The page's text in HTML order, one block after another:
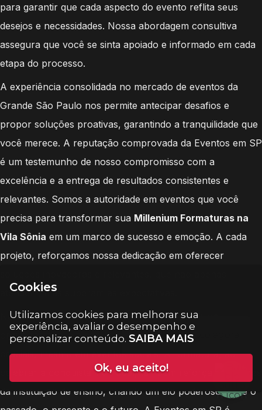
para garantir que cada aspecto do evento reflita seus
desejos e necessidades. Nossa abordagem consultiva
assegura que você se sinta apoiado e informado em cada
etapa do processo.
A experiência consolidada no mercado de eventos da
Grande São Paulo nos permite antecipar desafios e
propor soluções proativas, garantindo a tranquilidade que
você merece. A reputação comprovada da Eventos em SP
é um testemunho de nosso compromisso com a
excelência e a entrega de resultados consistentes e
relevantes. Somos a autoridade em eventos que você
precisa para transformar sua Millenium Formaturas na
Vila Sônia em um marco de sucesso e emoção. A cada
projeto, reforçamos nossa dedicação em oferecer
atendem, mas superam as expectativas.
Nós entendemos que o fortalecimento da cultura
organizacional e a comunicação clara e relevante são
cruciais, mesmo em eventos sociais. A formatura, ao
celebrar a conquista individual, também reforça os valores
da instituição de ensino, criando um elo poderoso entre o
Cookies
Utilizamos cookies para melhorar sua
experiência, avaliar o desempenho e
personalizar conteúdo. SAIBA MAIS
Ok, eu aceito!